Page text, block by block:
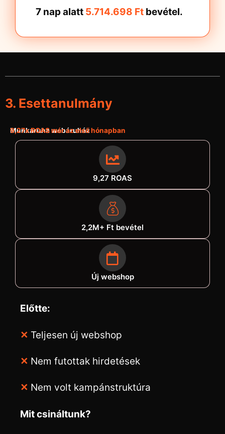
7 nap alatt 5.714.698 Ft bevétel.
3. Esettanulmány
Munkaruha webáruház
9,27x ROAS már az első hónapban
9,27 ROAS
2,2M+ Ft bevétel
Új webshop
Előtte:
✕ Teljesen új webshop
✕ Nem futottak hirdetések
✕ Nem volt kampánstruktúra
Mit csináltunk?